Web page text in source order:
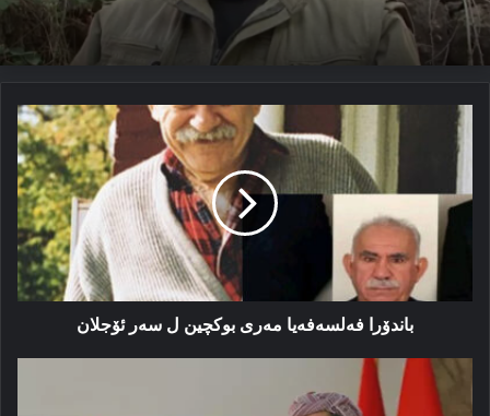
باندۆرا
فەلسەفەیا
مەری
بوکچین
ل سەر
ئۆجلان
باندۆرا فەلسەفەیا مەری بوکچین ل سەر ئۆجلان
نێچیرڤان
بارزانی: